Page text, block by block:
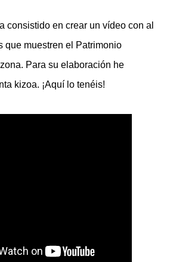
consistido en crear un vídeo con al
que muestren el Patrimonio
Para su elaboración he
kizoa. ¡Aquí lo tenéis!